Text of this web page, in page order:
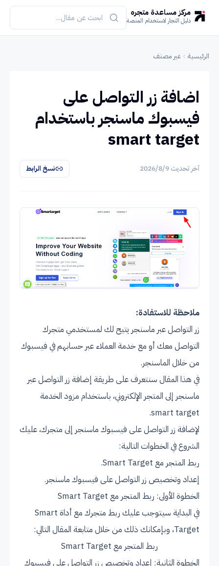
مركز مساعدة متجره
دليل التجار لاستخدام المنصة
الرئيسية غير مصنف
اضافة زر التواصل على
فيسبوك ماسنجر باستخدام
smart target
آخر تحديث9‏/8‏/2026 نسخ الرابط
ملاحظة للاستفادة:
زر التواصل عبر ماسنجر يتيح لك لمستخدمي متجرك
التواصل معك أو مع خدمة العملاء عبر حسابهم في فيسبوك
من خلال الماسنجر.
في هذا المقال سنتعرف على طريقة إضافة زر التواصل عبر
ماسنجر إلى المتجر الإلكتروني، باستخدام مزود الخدمة
smart target.
لإضافة زر التواصل على فيسبوك ماسنجر إلى متجرك، عليك
الشروع في الخطوات التالية:
ربط المتجر مع Smart Target.
إعداد وتخصيص زر التواصل على فيسبوك ماسنجر.
الخطوة الأولى: ربط المتجر مع Smart Target
في البداية سيتوجب عليك ربط متجرك مع أداة Smart
Target، وبإمكانك ذلك من خلال متابعة المقال التالي:
ربط المتجر مع Smart Target
الخطوة الثانية: إعداد وتخصيص زر التواصل على فيسبوك